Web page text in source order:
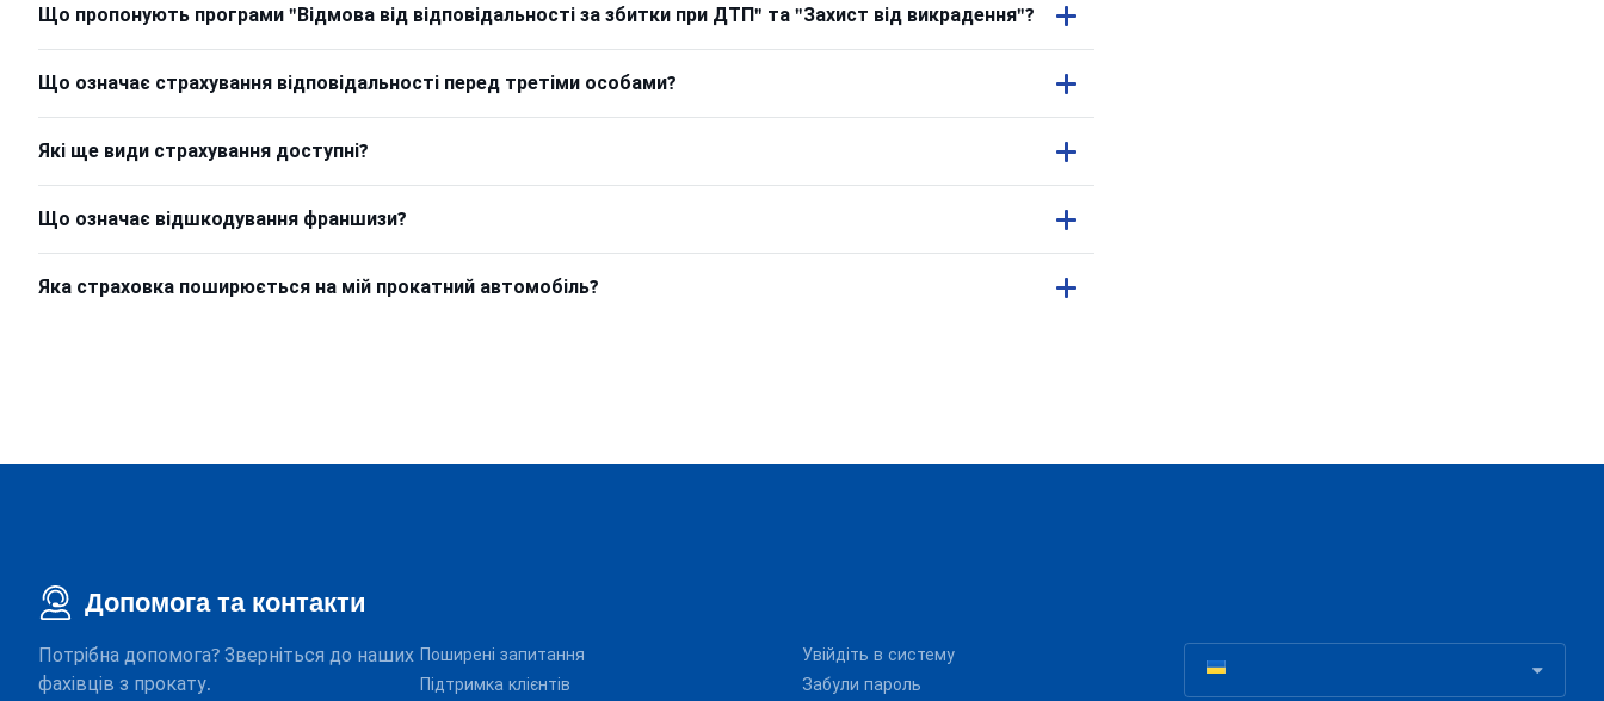
Що пропонують програми "Відмова від відповідальності за збитки при ДТП" та "Захист від викрадення"?
Що означає страхування відповідальності перед третіми особами?
Які ще види страхування доступні?
Що означає відшкодування франшизи?
Яка страховка поширюється на мій прокатний автомобіль?
Допомога та контакти
Потрібна допомога? Зверніться до наших
фахівців з прокату.
Поширені запитання
Підтримка клієнтів
Увійдіть в систему
Забули пароль